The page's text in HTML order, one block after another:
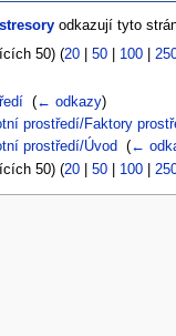
odkazují tyto
50) (20| 50| 100|
‎ (← odkazy)
prostředí/Faktory
prostředí/Úvod
(←
50) (20| 50| 100|